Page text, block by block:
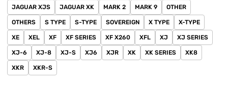
JAGUAR XJS JAGUAR XK MARK 2 MARK 9 OTHER
OTHERS S TYPE S-TYPE SOVEREIGN X TYPE X-TYPE
XE XEL XF XF SERIES XF X260 XFL XJ XJ SERIES
XJ-6 XJ-8 XJ-S XJ6 XJR XK XK SERIES XK8
XKR XKR-S